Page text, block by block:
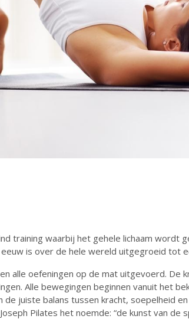
training waarbij het gehele lichaam wordt
is over de hele wereld uitgegroeid tot
alle oefeningen op de mat uitgevoerd. De
Alle bewegingen beginnen vanuit het
de juiste balans tussen kracht, soepelheid
Pilates het noemde: “de kunst van de